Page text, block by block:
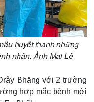
e
huyết thanh những
nhân. Ảnh Mai Lê
Bhăng với 2 trường
hợp mắc bệnh mới